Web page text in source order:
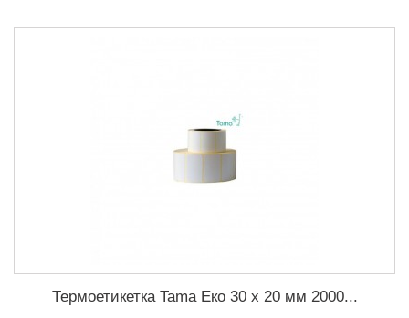
Термоетикетка Tama Еко 30 x 20 мм 2000...